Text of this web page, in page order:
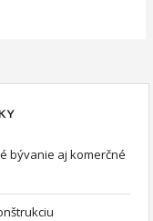
bývanie aj komerčné